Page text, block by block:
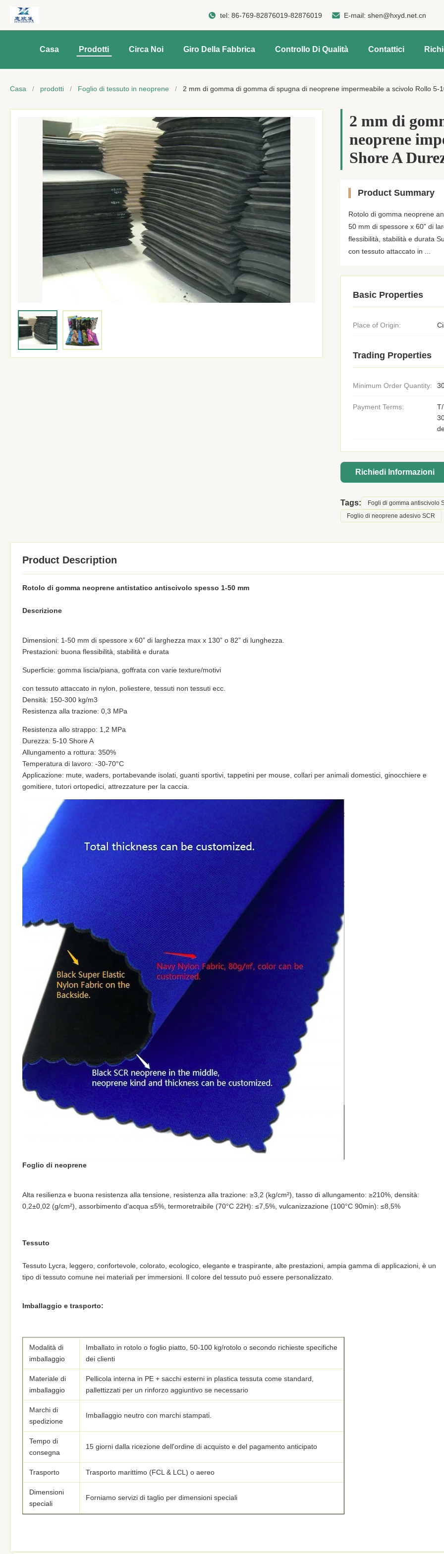
tel: 86-769-82876019-82876019 E-mail: shen@hxyd.net.cn
Casa Prodotti Circa Noi Giro Della Fabbrica Controllo Di Qualità Contattici
Casa / prodotti / Foglio di tessuto in neoprene / 2 mm di gomma di gomma di spugna di neoprene impermeabile a scivolo Rollo 5-
2 mm di
neoprene
Shore A
Product Summary
Rotolo di gomma neoprene
50 mm di spessore x 60” di
flessibilità, stabilità e durata
con tessuto attaccato in ...
Basic Properties
Place of Origin:
Trading Properties
Minimum Order Quantity:
Payment Terms:
Richiedi Informazioni
Tags: Fogli di gomma antiscivolo
Foglio di neoprene adesivo SCR
Product Description
Rotolo di gomma neoprene antistatico antiscivolo spesso 1-50 mm
Descrizione
Dimensioni: 1-50 mm di spessore x 60” di larghezza max x 130” o 82” di lunghezza.
Prestazioni: buona flessibilità, stabilità e durata
Superficie: gomma liscia/piana, goffrata con varie texture/motivi
con tessuto attaccato in nylon, poliestere, tessuti non tessuti ecc.
Densità: 150-300 kg/m3
Resistenza alla trazione: 0,3 MPa
Resistenza allo strappo: 1,2 MPa
Durezza: 5-10 Shore A
Allungamento a rottura: 350%
Temperatura di lavoro: -30-70°C
Applicazione: mute, waders, portabevande isolati, guanti sportivi, tappetini per mouse, collari per animali domestici, ginocchiere e
gomitiere, tutori ortopedici, attrezzature per la caccia.
Foglio di neoprene
Alta resilienza e buona resistenza alla tensione, resistenza alla trazione: ≥3,2 (kg/cm²), tasso di allungamento: ≥210%, densità:
0,2±0,02 (g/cm²), assorbimento d'acqua ≤5%, termoretraibile (70°C 22H): ≤7,5%, vulcanizzazione (100°C 90min): ≤8,5%
Tessuto
Tessuto Lycra, leggero, confortevole, colorato, ecologico, elegante e traspirante, alte prestazioni, ampia gamma di applicazioni, è un
tipo di tessuto comune nei materiali per immersioni. Il colore del tessuto può essere personalizzato.
Imballaggio e trasporto:
Modalità di
imballaggio
Imballato in rotolo o foglio piatto, 50-100 kg/rotolo o secondo richieste specifiche
dei clienti
Materiale di
imballaggio
Pellicola interna in PE + sacchi esterni in plastica tessuta come standard,
pallettizzati per un rinforzo aggiuntivo se necessario
Marchi di
spedizione
Imballaggio neutro con marchi stampati.
Tempo di
consegna
15 giorni dalla ricezione dell'ordine di acquisto e del pagamento anticipato
Trasporto Trasporto marittimo (FCL & LCL) o aereo
Dimensioni
speciali
Forniamo servizi di taglio per dimensioni speciali